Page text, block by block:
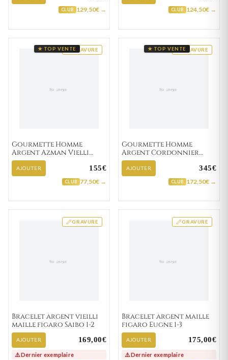
CLUB 129,50€ → CLUB 124,50€ →
GRAVURE
★ TOP VENTE
Gourmette Homme
Argent Azman Vielli
figaro
AJOUTER 155€
CLUB 77,50€ →
GRAVURE
★ TOP VENTE
Gourmette Homme
Argent Cordonnier
Vielli cheval
AJOUTER 345€
CLUB 172,50€ →
GRAVURE
Bracelet argent vieilli
maille figaro Saibo 1-2
AJOUTER 169,00€
⚠️ Dernier exemplaire
GRAVURE
Bracelet argent maille
figaro Eugne 1-3
AJOUTER 175,00€
⚠️ Dernier exemplaire